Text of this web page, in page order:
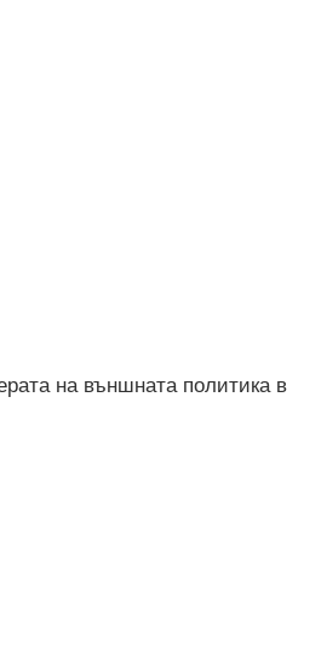
на външната политика в